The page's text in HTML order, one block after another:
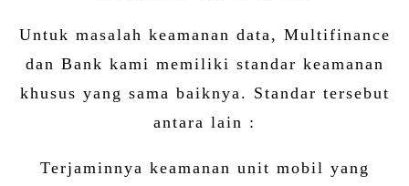
Untuk masalah keamanan data, Multifinance
dan Bank kami memiliki standar keamanan
khusus yang sama baiknya. Standar tersebut
antara lain :
Terjaminnya keamanan unit mobil yang